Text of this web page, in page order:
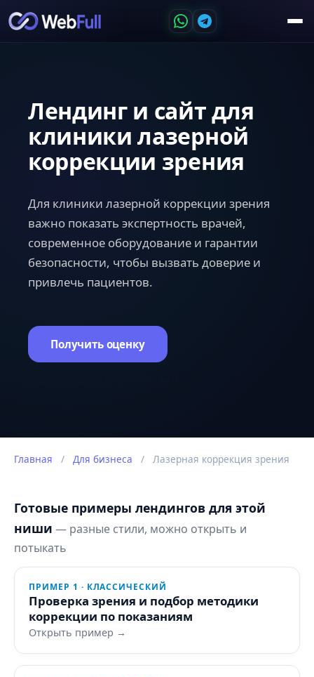
Лендинг и сайт для
клиники лазерной
коррекции зрения
Для клиники лазерной коррекции зрения
важно показать экспертность врачей,
современное оборудование и гарантии
безопасности, чтобы вызвать доверие и
привлечь пациентов.
Получить оценку
Главная / Для бизнеса / Лазерная коррекция зрения
Готовые примеры лендингов для этой
ниши — разные стили, можно открыть и
потыкать
ПРИМЕР 1 · КЛАССИЧЕСКИЙ
Проверка зрения и подбор методики
коррекции по показаниям
Открыть пример →